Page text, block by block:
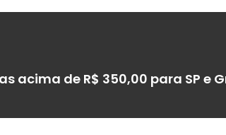
acima de R$ 350,00 para SP e